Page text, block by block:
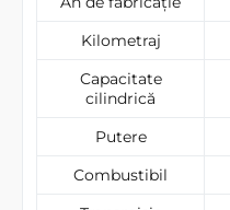
Kilometraj
Capacitate
cilindrică
Putere
Combustibil